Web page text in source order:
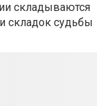
складываются
складок судьбы